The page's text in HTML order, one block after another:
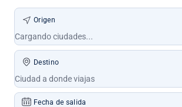
Origen
Destino
Fecha de salida